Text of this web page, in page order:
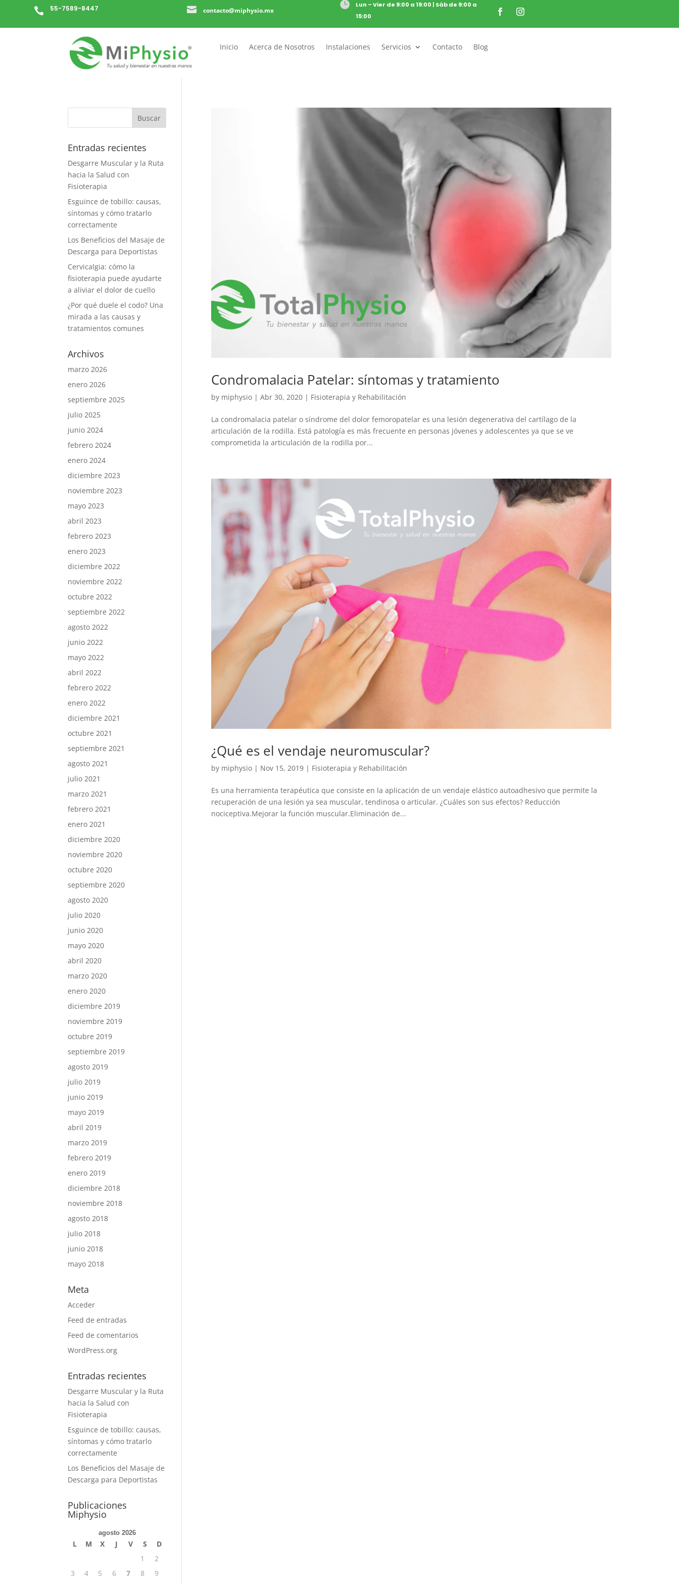
 55-7589-8447  contacto@miphysio.mx

Lun – Vier de 9:00 a 19:00 | Sáb de 9:00 a
15:00
Inicio Acerca de Nosotros Instalaciones Servicios Contacto Blog
Condromalacia Patelar: síntomas y tratamiento
by miphysio| Abr 30, 2020| Fisioterapia y Rehabilitación
La condromalacia patelar o síndrome del dolor femoropatelar es una lesión degenerativa del cartílago de la
articulación de la rodilla. Está patología es más frecuente en personas jóvenes y adolescentes ya que se ve
comprometida la articulación de la rodilla por...
¿Qué es el vendaje neuromuscular?
by miphysio| Nov 15, 2019| Fisioterapia y Rehabilitación
Es una herramienta terapéutica que consiste en la aplicación de un vendaje elástico autoadhesivo que permite la
recuperación de una lesión ya sea muscular, tendinosa o articular. ¿Cuáles son sus efectos? Reducción
nociceptiva.Mejorar la función muscular.Eliminación de...
Entradas recientes
Desgarre Muscular y la Ruta
hacia la Salud con
Fisioterapia
Esguince de tobillo: causas,
síntomas y cómo tratarlo
correctamente
Los Beneficios del Masaje de
Descarga para Deportistas
Cervicalgia: cómo la
fisioterapia puede ayudarte
a aliviar el dolor de cuello
¿Por qué duele el codo? Una
mirada a las causas y
tratamientos comunes
Archivos
marzo 2026
enero 2026
septiembre 2025
julio 2025
junio 2024
febrero 2024
enero 2024
diciembre 2023
noviembre 2023
mayo 2023
abril 2023
febrero 2023
enero 2023
diciembre 2022
noviembre 2022
octubre 2022
septiembre 2022
agosto 2022
junio 2022
mayo 2022
abril 2022
febrero 2022
enero 2022
diciembre 2021
octubre 2021
septiembre 2021
agosto 2021
julio 2021
marzo 2021
febrero 2021
enero 2021
diciembre 2020
noviembre 2020
octubre 2020
septiembre 2020
agosto 2020
julio 2020
junio 2020
mayo 2020
abril 2020
marzo 2020
enero 2020
diciembre 2019
noviembre 2019
octubre 2019
septiembre 2019
agosto 2019
julio 2019
junio 2019
mayo 2019
abril 2019
marzo 2019
febrero 2019
enero 2019
diciembre 2018
noviembre 2018
agosto 2018
julio 2018
junio 2018
mayo 2018
Meta
Acceder
Feed de entradas
Feed de comentarios
WordPress.org
Entradas recientes
Desgarre Muscular y la Ruta
hacia la Salud con
Fisioterapia
Esguince de tobillo: causas,
síntomas y cómo tratarlo
correctamente
Los Beneficios del Masaje de
Descarga para Deportistas
Publicaciones
Miphysio
agosto 2026
L M X J V S
D
1
2
3
4 5 6 7 8
9